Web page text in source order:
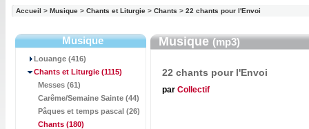
Accueil > Musique > Chants et Liturgie > Chants > 22 chants pour l'Envoi
Musique
Louange (416)
Chants et Liturgie (1115)
Messes (61)
Carême/Semaine Sainte (44)
Pâques et temps pascal (26)
Chants (180)
Musique(mp3)
22 chants pour l'Envoi
par Collectif